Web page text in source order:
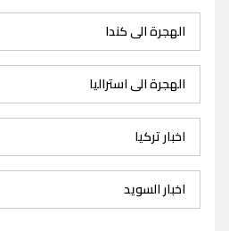
الهجرة الى كندا
الهجرة الى استراليا
اخبار تركيا
اخبار السويد